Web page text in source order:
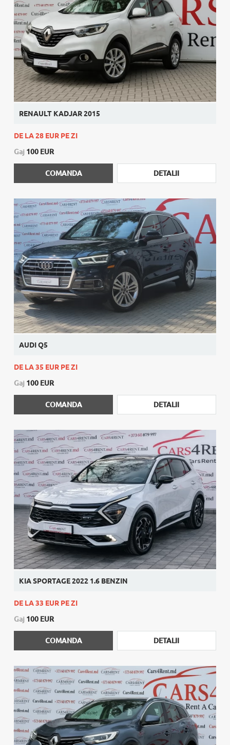
RENAULT KADJAR 2015
DE LA 28 EUR PE ZI
Gaj 100 EUR
COMANDA DETALII
AUDI Q5
DE LA 35 EUR PE ZI
Gaj 100 EUR
COMANDA DETALII
KIA SPORTAGE 2022 1.6 BENZIN
DE LA 33 EUR PE ZI
Gaj 100 EUR
COMANDA DETALII